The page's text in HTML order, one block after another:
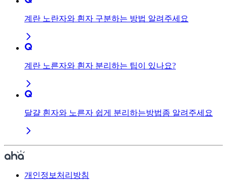
계란 노란자와 흰자 구분하는 방법 알려주세요
계란 노른자와 흰자 분리하는 팁이 있나요?
달걀 흰자와 노른자 쉽게 분리하는방법좀 알려주세요
개인정보처리방침